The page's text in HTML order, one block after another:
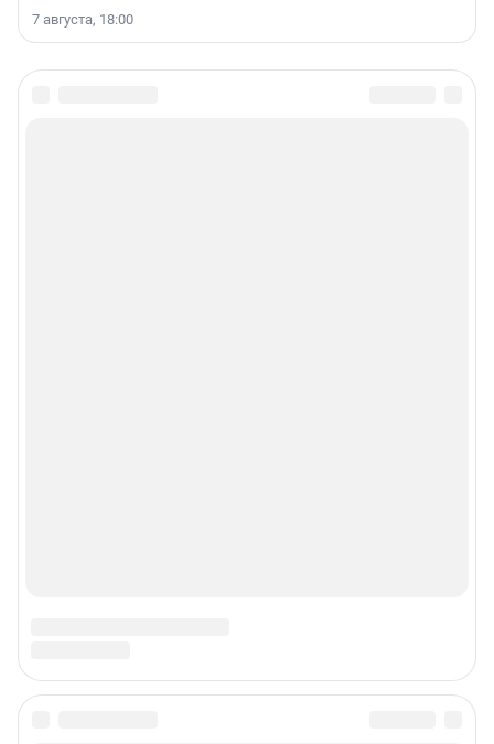
7 августа, 18:00